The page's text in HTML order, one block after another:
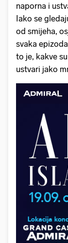
naporna i
Iako se
od smijeha,
svaka
to je, kakve
ustvari jako